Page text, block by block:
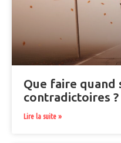
Que faire quand
contradictoires ?
Lire la suite »